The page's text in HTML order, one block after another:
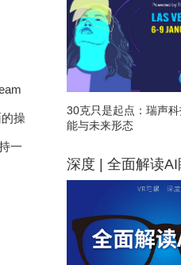
操
一
30克只是起点：瑞声
能与未来形态
深度 | 全面解读AI